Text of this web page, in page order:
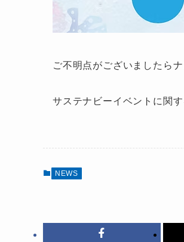
ご不明点がございましたら
サステナビーイベントに関
NEWS